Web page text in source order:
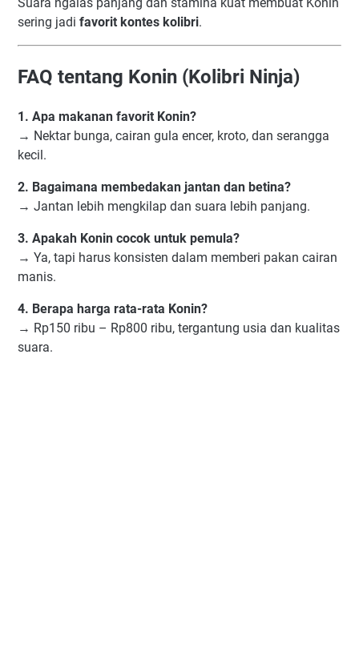
Suara ngalas panjang dan stamina kuat membuat Konin
sering jadi favorit kontes kolibri.
FAQ tentang Konin (Kolibri Ninja)
1. Apa makanan favorit Konin?
→ Nektar bunga, cairan gula encer, kroto, dan serangga
kecil.
2. Bagaimana membedakan jantan dan betina?
→ Jantan lebih mengkilap dan suara lebih panjang.
3. Apakah Konin cocok untuk pemula?
→ Ya, tapi harus konsisten dalam memberi pakan cairan
manis.
4. Berapa harga rata-rata Konin?
→ Rp150 ribu – Rp800 ribu, tergantung usia dan kualitas
suara.